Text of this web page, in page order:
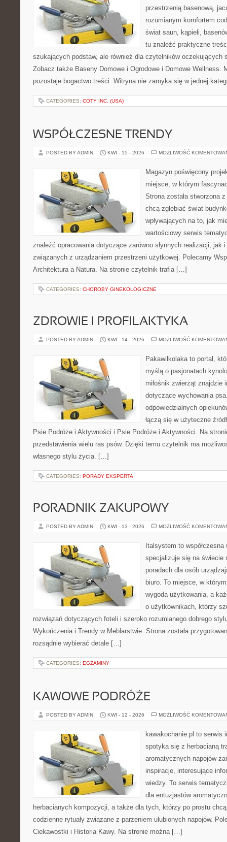
przestrzenią basenową,
rozumianym komfortem
świat saun, kąpieli,
tu znaleźć praktyczne
szukających podstaw, ale również dla czytelników oczekujących
Zobacz także Baseny Domowe i Ogrodowe i Domowe Wellness.
pozostaje bogactwo treści. Witryna nie zamyka się w jednej
CATEGORIES: COTY INC. (USA)
WSPÓŁCZESNE TRENDY
POSTED BY ADMIN KWI - 15 - 2026 MOŻLIWOŚĆ
Magazyn poświęcony
miejsce, w którym
Strona została stworzona
chcą zgłębiać świat
wpływających na to, jak
wartościowy serwis
znaleźć opracowania dotyczące zarówno słynnych realizacji, jak
związanych z urządzaniem przestrzeni użytkowej. Polecamy
Architektura a Natura. Na stronie czytelnik trafia […]
CATEGORIES: CHOROBY GINEKOLOGICZNE
ZDROWIE I PROFILAKTYKA
POSTED BY ADMIN KWI - 14 - 2026 MOŻLIWOŚĆ
Pakawilkolaka to portal,
myślą o pasjonatach
miłośnik zwierząt znajdzie
dotyczące wychowania
odpowiedzialnych
łączą się w użyteczne
Psie Podróże i Aktywności i Psie Podróże i Aktywności. Na
przedstawienia wielu ras psów. Dzięki temu czytelnik ma
własnego stylu życia. […]
CATEGORIES: PORADY EKSPERTA
PORADNIK ZAKUPOWY
POSTED BY ADMIN KWI - 13 - 2026 MOŻLIWOŚĆ
Italsystem to
specjalizuje się na świecie
poradach dla osób
biuro. To miejsce, w
wygodą użytkowania, a
o użytkownikach, którzy
rozwiązań dotyczących foteli i szeroko rozumianego dobrego
Wykończenia i Trendy w Meblarstwie. Strona została
rozsądnie wybierać detale […]
CATEGORIES: EGZAMINY
KAWOWE PODRÓŻE
POSTED BY ADMIN KWI - 12 - 2026 MOŻLIWOŚĆ
kawakochanie.pl to serwis
spotyka się z herbacianą
aromatycznych napojów
inspiracje, interesujące
wiedzy. To serwis
dla entuzjastów
herbacianych kompozycji, a także dla tych, którzy po prostu
codzienne rytuały związane z parzeniem ulubionych napojów.
Ciekawostki i Historia Kawy. Na stronie można […]